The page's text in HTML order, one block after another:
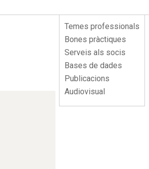
Menu
lateral
Temes professionals
Bones pràctiques
Serveis als socis
Bases de dades
Publicacions
Audiovisual